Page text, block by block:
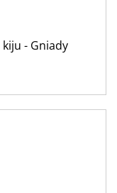
- Gniady